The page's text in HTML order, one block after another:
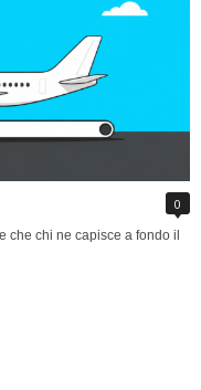
0
che chi ne capisce a fondo il